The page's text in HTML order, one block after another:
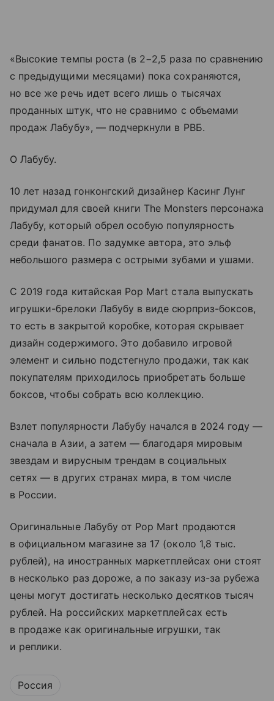
«Высокие темпы роста (в 2−2,5 раза по сравнению
с предыдущими месяцами) пока сохраняются,
но все же речь идет всего лишь о тысячах
проданных штук, что не сравнимо с объемами
продаж Лабубу», — подчеркнули в РВБ.
О Лабубу.
10 лет назад гонконгский дизайнер Касинг Лунг
придумал для своей книги The Monsters персонажа
Лабубу, который обрел особую популярность
среди фанатов. По задумке автора, это эльф
небольшого размера с острыми зубами и ушами.
С 2019 года китайская Pop Mart стала выпускать
игрушки-брелоки Лабубу в виде сюрприз-боксов,
то есть в закрытой коробке, которая скрывает
дизайн содержимого. Это добавило игровой
элемент и сильно подстегнуло продажи, так как
покупателям приходилось приобретать больше
боксов, чтобы собрать всю коллекцию.
Взлет популярности Лабубу начался в 2024 году —
сначала в Азии, а затем — благодаря мировым
звездам и вирусным трендам в социальных
сетях — в других странах мира, в том числе
в России.
Оригинальные Лабубу от Pop Mart продаются
в официальном магазине за 17 (около 1,8 тыс.
рублей), на иностранных маркетплейсах они стоят
в несколько раз дороже, а по заказу из-за рубежа
цены могут достигать несколько десятков тысяч
рублей. На российских маркетплейсах есть
в продаже как оригинальные игрушки, так
и реплики.
Россия